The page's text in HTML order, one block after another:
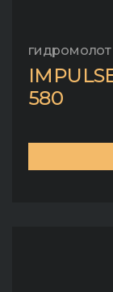
гидромолот
580